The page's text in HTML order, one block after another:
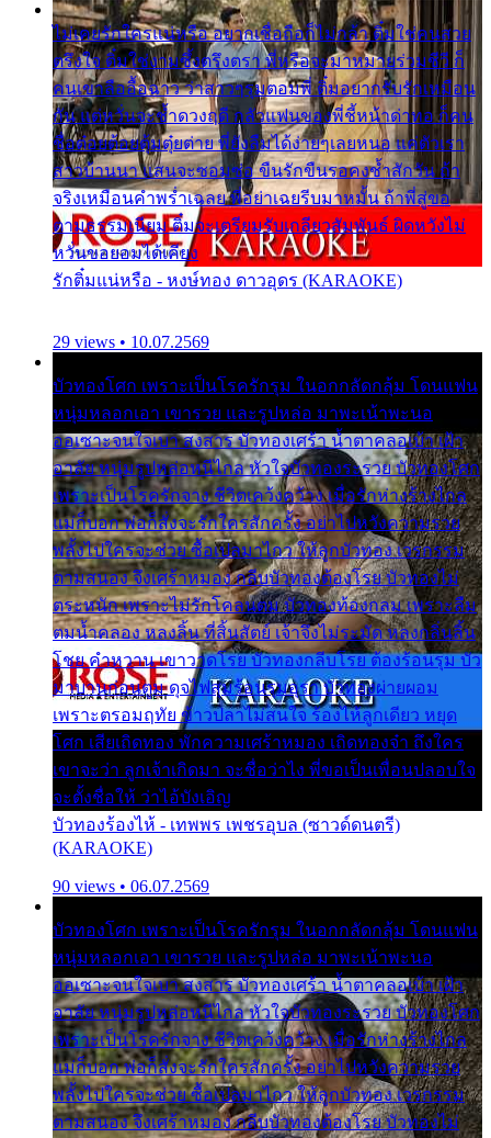
ไม่เคยรักใครแน่หรือ อยากเชื่อถือก็ไม่กล้า ติ๋มใช่คนสวย
ตรึงใจ ติ๋มใช่งามซึ้งตรึงตรา พี่หรือจะมาหมายร่วมชีวี ก็
คนเขาลืออื้อฉาว ว่าสาวๆรุมตอมพี่ ติ๋มอยากรับรักเหมือน
กัน แต่หวั่นจะช้ำดวงฤดี กลัวแฟนของพี่ชี้หน้าด่าทอ ก็คน
ชื่อต๋อยต้อยตุ้มตุ๋ยต่าย พี่ยังลืมได้ง่ายๆเลยหนอ แค่ตัวเรา
สาวบ้านนา แสนจะซอมซ่อ ขืนรักขืนรอคงช้ำสักวัน ถ้า
จริงเหมือนคำพร่ำเฉลย พี่อย่าเฉยรีบมาหมั้น ถ้าพี่สู่ขอ
ตามธรรมเนียม ติ๋มจะเตรียมรับเกลียวสัมพันธ์ ผิดหวังไม่
หวั่นขอยอมได้เคียง
รักติ๋มแน่หรือ - หงษ์ทอง ดาวอุดร (KARAOKE)
29 views • 10.07.2569
บัวทองโศก เพราะเป็นโรครักรุม ในอกกลัดกลุ้ม โดนแฟน
หนุ่มหลอกเอา เขารวย และรูปหล่อ มาพะเน้าพะนอ
ออเซาะจนใจเบา สงสาร บัวทองเศร้า น้ำตาคลอเบ้า เฝ้า
อาลัย หนุ่มรูปหล่อหนีไกล หัวใจบัวทองระรวย บัวทองโศก
เพราะเป็นโรครักจาง ชีวิตเคว้งคว้าง เมื่อรักห่างร้างไกล
แม่ก็บอก พ่อก็สั่งจะรักใครสักครั้ง อย่าไปหวังความรวย
พลั้งไปใครจะช่วย ซื้อเปลมาไกว ให้ลูกบัวทอง เวรกรรม
ตามสนอง จึงเศร้าหมอง กลีบบัวทองต้องโรย บัวทองไม่
ตระหนัก เพราะไม่รักโคลนตม บัวทองท้องกลม เพราะลืม
ตมน้ำคลอง หลงลิ้น ที่สิ้นสัตย์ เจ้าจึงไม่ระมัด หลงกลิ่นลิ้น
โชย คำหวาน เขาวาดโรย บัวทองกลีบโรย ต้องร้อนรุม บัว
มาบานก่อนตูม ดุจไฟสุมร้อนรุมอุรา บัวทองผ่ายผอม
เพราะตรอมฤทัย ข้าวปลาไม่สนใจ ร้องไห้ลูกเดียว หยุด
โศก เสียเถิดทอง พักความเศร้าหมอง เถิดทองจ๋า ถึงใคร
เขาจะว่า ลูกเจ้าเกิดมา จะชื่อว่าไง พี่ขอเป็นเพื่อนปลอบใจ
จะตั้งชื่อให้ ว่าไอ้บังเอิญ
บัวทองร้องไห้ - เทพพร เพชรอุบล (ซาวด์ดนตรี)
(KARAOKE)
90 views • 06.07.2569
บัวทองโศก เพราะเป็นโรครักรุม ในอกกลัดกลุ้ม โดนแฟน
หนุ่มหลอกเอา เขารวย และรูปหล่อ มาพะเน้าพะนอ
ออเซาะจนใจเบา สงสาร บัวทองเศร้า น้ำตาคลอเบ้า เฝ้า
อาลัย หนุ่มรูปหล่อหนีไกล หัวใจบัวทองระรวย บัวทองโศก
เพราะเป็นโรครักจาง ชีวิตเคว้งคว้าง เมื่อรักห่างร้างไกล
แม่ก็บอก พ่อก็สั่งจะรักใครสักครั้ง อย่าไปหวังความรวย
พลั้งไปใครจะช่วย ซื้อเปลมาไกว ให้ลูกบัวทอง เวรกรรม
ตามสนอง จึงเศร้าหมอง กลีบบัวทองต้องโรย บัวทองไม่